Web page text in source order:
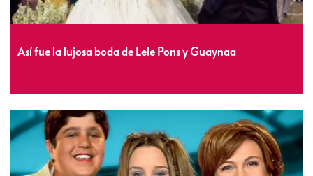
Así fue la lujosa boda de Lele Pons y Guaynaa